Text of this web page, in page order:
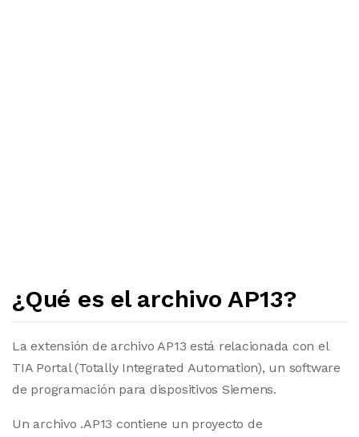
¿Qué es el archivo AP13?
La extensión de archivo AP13 está relacionada con el
TIA Portal (Totally Integrated Automation), un software
de programación para dispositivos Siemens.
Un archivo .AP13 contiene un proyecto de